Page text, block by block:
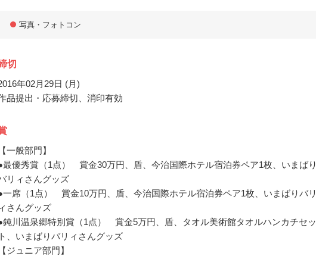
写真・フォトコン
切
年02月29日 (月)
品提出・応募締切、消印有効
【一般部門】
最優秀賞（1点） 賞金30万円、盾、今治国際ホテル宿泊券ペア1枚、いまばり
リィさんグッズ
一席（1点） 賞金10万円、盾、今治国際ホテル宿泊券ペア1枚、いまばりバリ
ィさんグッズ
鈍川温泉郷特別賞（1点） 賞金5万円、盾、タオル美術館タオルハンカチセッ
ト、いまばりバリィさんグッズ
【ジュニア部門】